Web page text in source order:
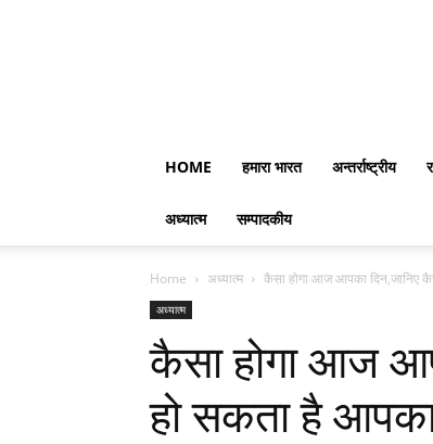
HOME हमारा भारत अन्तर्राष्ट्रीय
अध्यात्म सम्पादकीय
Home अध्यात्म कैसा होगा आज आपका दिन,जानिए
अध्यात्म
कैसा होगा आज
हो सकता है